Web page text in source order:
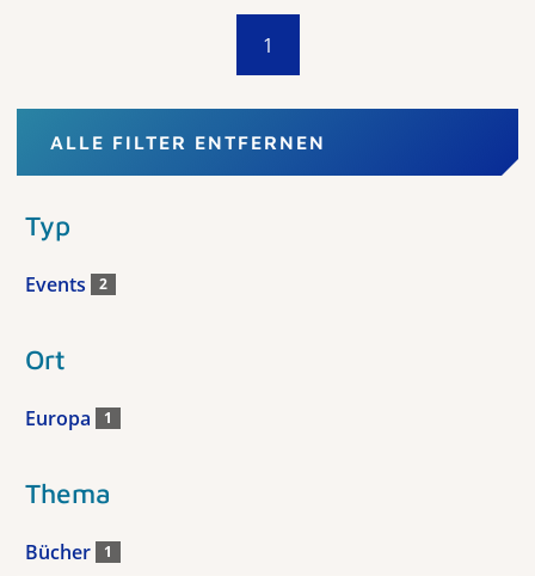
1
ALLE FILTER ENTFERNEN
Typ
Events 2
Ort
Europa 1
Thema
Bücher 1